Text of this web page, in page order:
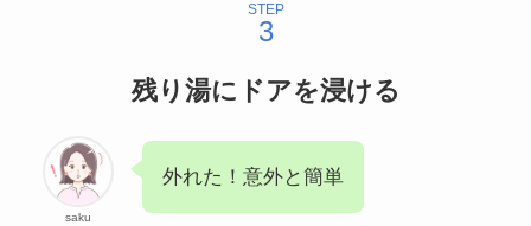
STEP
残り湯にドアを浸ける
saku
外れた！意外と簡単